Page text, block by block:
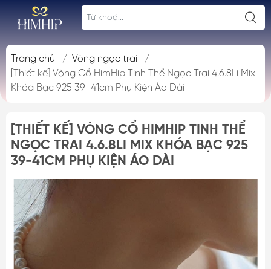
Trang chủ / Vòng ngọc trai
/
[Thiết kế] Vòng Cổ HimHip Tinh Thể Ngọc Trai 4.6.8Li Mix
Khóa Bạc 925 39-41cm Phụ Kiện Áo Dài
[THIẾT KẾ] VÒNG CỔ HIMHIP TINH THỂ
NGỌC TRAI 4.6.8LI MIX KHÓA BẠC 925
39-41CM PHỤ KIỆN ÁO DÀI